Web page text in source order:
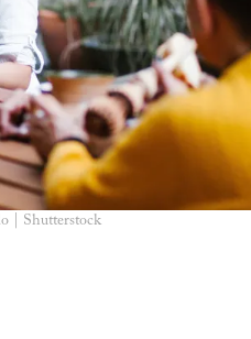
| Shutterstock